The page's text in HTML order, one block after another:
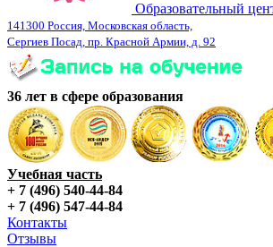
Образовательный
141300 Россия, Московская область,
Сергиев Посад, пр. Красной Армии, д. 92
36 лет в сфере образования
Учебная часть
+ 7 (496) 540-44-84
+ 7 (496) 547-44-84
Контакты
Отзывы